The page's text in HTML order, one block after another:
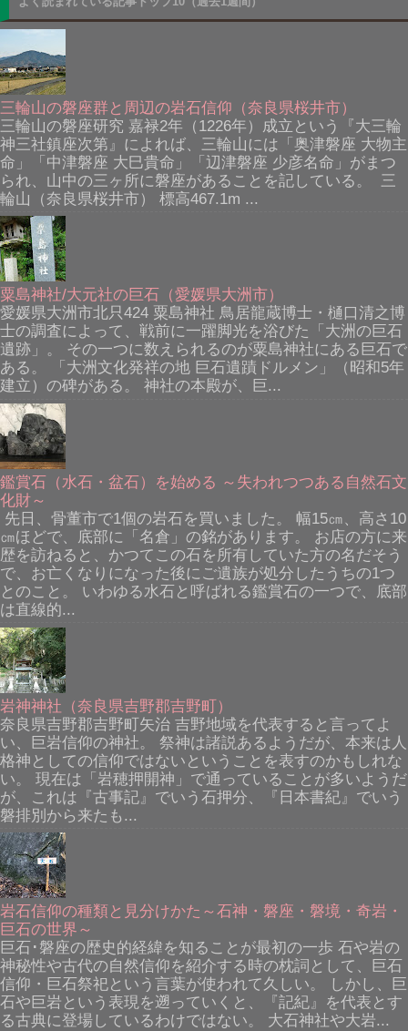
三輪山の磐座群と周辺の岩石信仰（奈良県桜井市）
三輪山の磐座研究 嘉禄2年（1226年）成立という『大三輪
神三社鎮座次第』によれば、三輪山には「奥津磐座 大物主
命」「中津磐座 大巳貴命」「辺津磐座 少彦名命」がまつ
られ、山中の三ヶ所に磐座があることを記している。 三
輪山（奈良県桜井市） 標高467.1m ...
粟島神社/大元社の巨石（愛媛県大洲市）
愛媛県大洲市北只424 粟島神社 鳥居龍蔵博士・樋口清之博
士の調査によって、戦前に一躍脚光を浴びた「大洲の巨石
遺跡」。 その一つに数えられるのが粟島神社にある巨石で
ある。 「大洲文化発祥の地 巨石遺蹟ドルメン」（昭和5年
建立）の碑がある。 神社の本殿が、巨...
鑑賞石（水石・盆石）を始める ～失われつつある自然石文
化財～
先日、骨董市で1個の岩石を買いました。 幅15㎝、高さ10
㎝ほどで、底部に「名倉」の銘があります。 お店の方に来
歴を訪ねると、かつてこの石を所有していた方の名だそう
で、お亡くなりになった後にご遺族が処分したうちの1つ
とのこと。 いわゆる水石と呼ばれる鑑賞石の一つで、底部
は直線的...
岩神神社（奈良県吉野郡吉野町）
奈良県吉野郡吉野町矢治 吉野地域を代表すると言ってよ
い、巨岩信仰の神社。 祭神は諸説あるようだが、本来は人
格神としての信仰ではないということを表すのかもしれな
い。 現在は「岩穂押開神」で通っていることが多いようだ
が、これは『古事記』でいう石押分、『日本書紀』でいう
磐排別から来たも...
岩石信仰の種類と見分けかた～石神・磐座・磐境・奇岩・
巨石の世界～
巨石･磐座の歴史的経緯を知ることが最初の一歩 石や岩の
神秘性や古代の自然信仰を紹介する時の枕詞として、巨石
信仰・巨石祭祀という言葉が使われて久しい。 しかし、巨
石や巨岩という表現を遡っていくと、『記紀』を代表とす
る古典に登場しているわけではない。 大石神社や大岩...